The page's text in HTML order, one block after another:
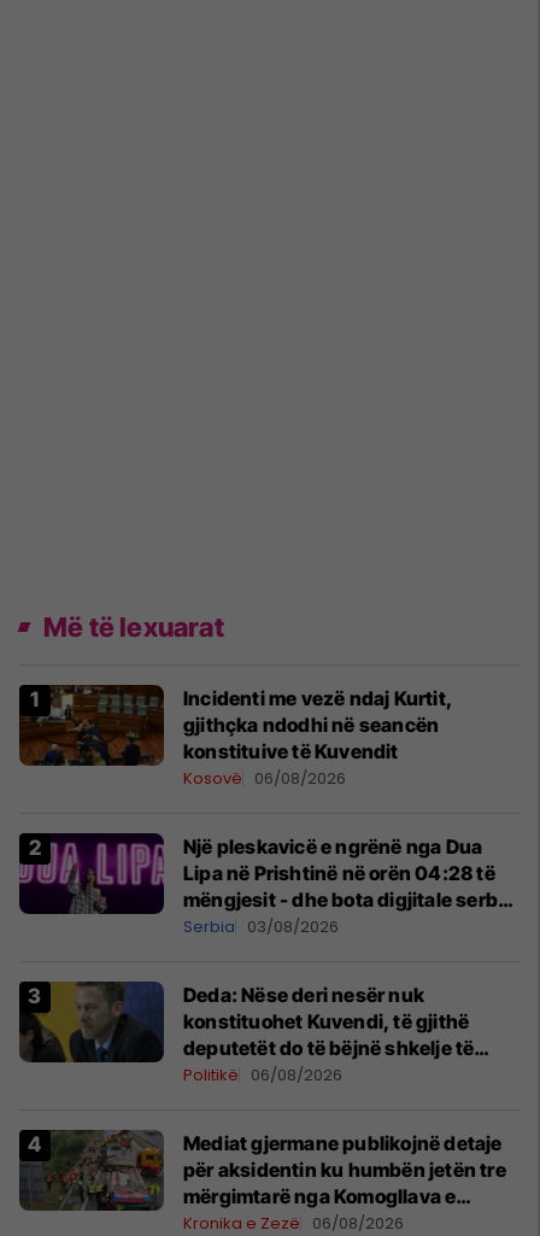
Më të lexuarat
Incidenti me vezë ndaj Kurtit,
gjithçka ndodhi në seancën
konstituive të Kuvendit
Kosovë 06/08/2026
Një pleskavicë e ngrënë nga Dua
Lipa në Prishtinë në orën 04:28 të
mëngjesit - dhe bota digjitale serbe
shpall gjendjen e luftës
Serbia 03/08/2026
Deda: Nëse deri nesër nuk
konstituohet Kuvendi, të gjithë
deputetët do të bëjnë shkelje të
rëndë kushtetuese
Politikë 06/08/2026
Mediat gjermane publikojnë detaje
për aksidentin ku humbën jetën tre
mërgimtarë nga Komogllava e
Ferizajt
Kronika e Zezë 06/08/2026